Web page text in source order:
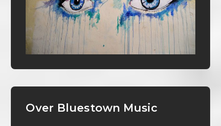
Over Bluestown Music